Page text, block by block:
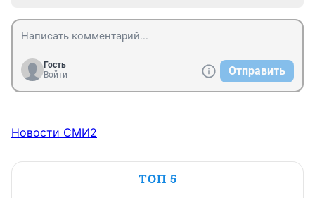
Гость
Войти
Отправить
Новости СМИ2
ТОП 5